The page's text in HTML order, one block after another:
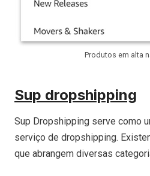
Produtos em alta
Sup dropshipping
Sup Dropshipping serve como
serviço de dropshipping.
que abrangem diversas